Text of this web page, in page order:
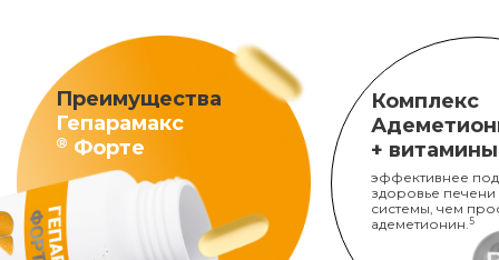
Преимущества
Гепарамакс
® Форте
Комплекс
+
эффективнее
здоровье печени
системы, чем
адеметионин. 5